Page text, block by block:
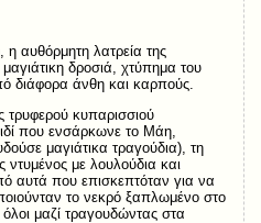
αυθόρμητη λατρεία της
δροσιά, χτύπημα του
διάφορα άνθη και καρπούς.
τρυφερού κυπαρισσιού
που ενσάρκωνε το Μάη,
μαγιάτικα τραγούδια), τη
με λουλούδια και
αυτά που επισκεπτόταν για να
το νεκρό ξαπλωμένο στο
μαζί τραγουδώντας στα